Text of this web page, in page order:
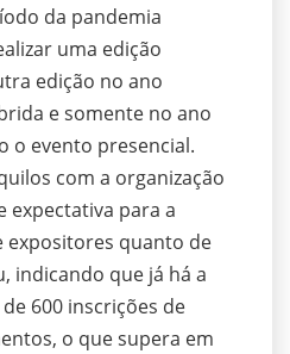
da pandemia
uma edição
edição no ano
e somente no ano
o evento presencial.
com a organização
expectativa para a
expositores quanto de
indicando que já há a
600 inscrições de
o que supera em